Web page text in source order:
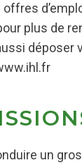
plus de
déposer
un